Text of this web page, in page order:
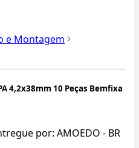
e Montagem
4,2x38mm 10 Peças Bemfixa
por: AMOEDO - BR